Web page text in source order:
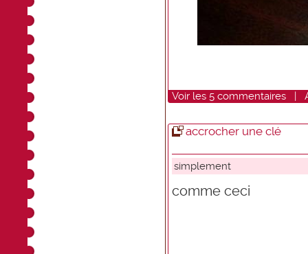
Voir les 5 commentaires |
accrocher une clé
simplement
comme ceci